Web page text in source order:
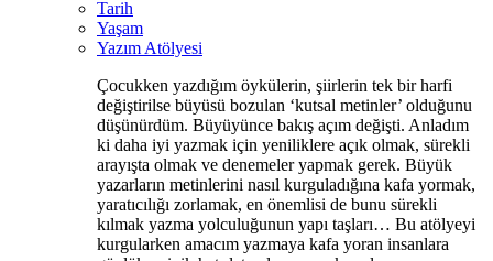
Tarih
Yaşam
Yazım Atölyesi
Çocukken yazdığım öykülerin, şiirlerin tek bir harfi
değiştirilse büyüsü bozulan ‘kutsal metinler’ olduğunu
düşünürdüm. Büyüyünce bakış açım değişti. Anladım
ki daha iyi yazmak için yeniliklere açık olmak, sürekli
arayışta olmak ve denemeler yapmak gerek. Büyük
yazarların metinlerini nasıl kurguladığına kafa yormak,
yaratıcılığı zorlamak, en önemlisi de bunu sürekli
kılmak yazma yolculuğunun yapı taşları… Bu atölyeyi
kurgularken amacım yazmaya kafa yoran insanlara